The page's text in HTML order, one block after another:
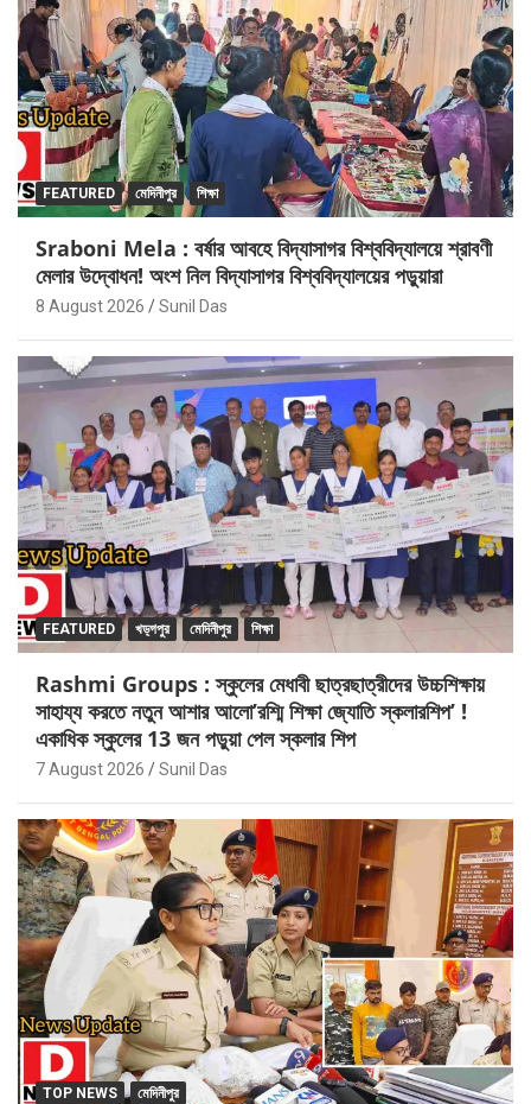
FEATURED মেদিনীপুর শিক্ষা
Sraboni Mela : বর্ষার আবহে বিদ্যাসাগর বিশ্ববিদ্যালয়ে শ্রাবণী
মেলার উদ্বোধন! অংশ নিল বিদ্যাসাগর বিশ্ববিদ্যালয়ের পড়ুয়ারা
8 August 2026 Sunil Das
FEATURED খড়্গপুর মেদিনীপুর শিক্ষা
Rashmi Groups : স্কুলের মেধাবী ছাত্রছাত্রীদের উচ্চশিক্ষায়
সাহায্য করতে নতুন আশার আলো’রশ্মি শিক্ষা জ্যোতি স্কলারশিপ’ !
একাধিক স্কুলের 13 জন পড়ুয়া পেল স্কলার শিপ
7 August 2026 Sunil Das
TOP NEWS মেদিনীপুর